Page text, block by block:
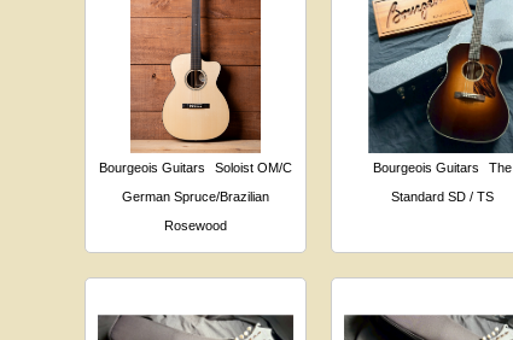
Bourgeois Guitars
Soloist OM/C
German Spruce/Brazilian
Rosewood
Bourgeois Guitars
The
Standard SD / TS